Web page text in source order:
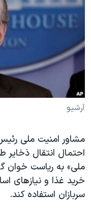
فرهنگ و زندگی
حقوق شهروندی
اقتصادی
علم و فناوری
اسرائیل در جنگ
مستندها
انتخابات ریاست جمهوری
حمله جمهوری اسلامی
رمز مهسا
ورزش زنان در ایران
تریبونال مردمی آبان ۹۸
دادگاه حمید نوری
چهل سال گروگان‌گیری
قانون شفافیت دارائی
دنبال کنید
زبانهای مختلف
آرشیو
مشاور امنیت ملی
احتمال انتقال
ملی» به ریاست خوان
خرید غذا و نیازهای
سربازان استفاده کند.